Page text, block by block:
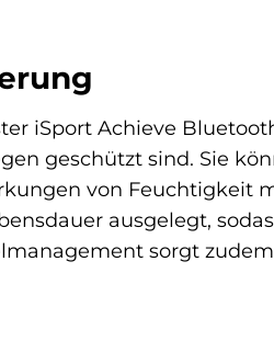
iSport Achieve
geschützt sind. Sie
von Feuchtigkeit
ausgelegt,
sorgt